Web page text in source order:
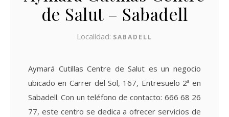
de Salut – Sabadell
Localidad: SABADELL
Aymará Cutillas Centre de Salut es un negocio
ubicado en Carrer del Sol, 167, Entresuelo 2ª en
Sabadell. Con un teléfono de contacto: 666 68 26
77, este centro se dedica a ofrecer servicios de